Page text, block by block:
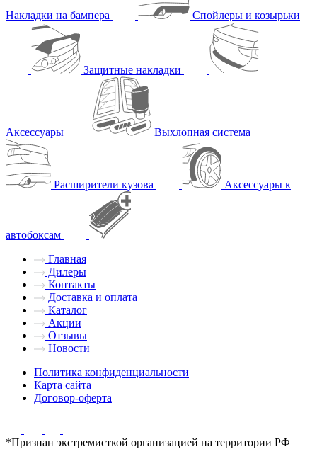
Накладки на бампера Спойлеры и козырьки
Защитные накладки
Аксессуары Выхлопная система
Расширители кузова Аксессуары к
автобоксам
Главная
Дилеры
Контакты
Доставка и оплата
Каталог
Акции
Отзывы
Новости
Политика конфиденциальности
Карта сайта
Договор-оферта
*Признан экстремисткой организацией на территории РФ